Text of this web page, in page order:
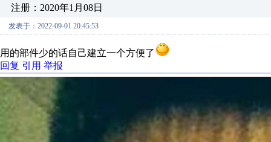
注册：2020年1月08日
发表于：2022-09-01 20:45:53
用的部件少的话自己建立一个方便了
回复 引用 举报